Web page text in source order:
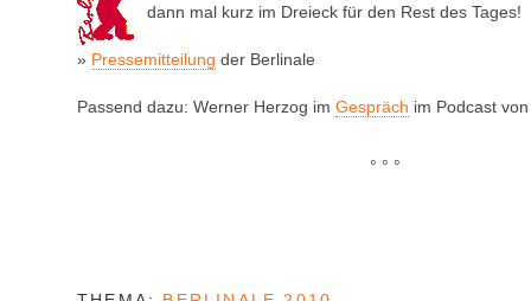
dann mal kurz im Dreieck für den Rest des Tages!
» Pressemitteilung der Berlinale
Passend dazu: Werner Herzog im Gespräch im Podcast
° ° °